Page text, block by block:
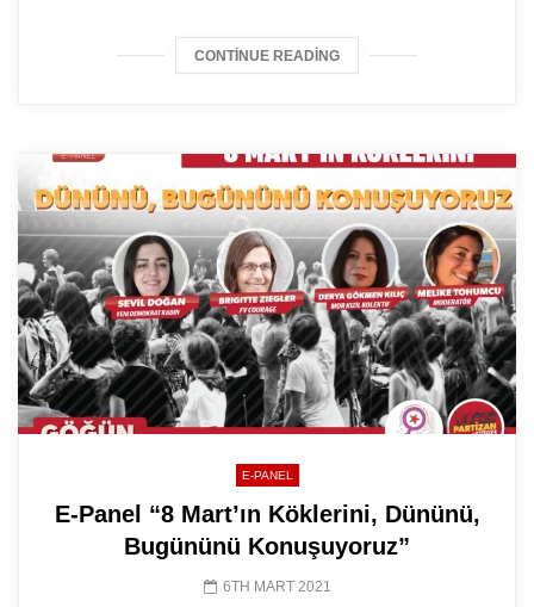
CONTINUE READING
E-PANEL
E-Panel “8 Mart’ın Köklerini, Dününü,
Bugününü Konuşuyoruz”
6TH MART 2021